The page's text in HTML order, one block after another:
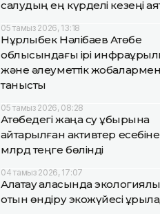
салудың ең күрделі кезеңі
05 тамыз 2026, 13:18
Нұрлыбек Нәлібаев Ақтөбе
облысындағы ірі
және әлеуметтік жобалармен
танысты
05 тамыз 2026, 08:28
Ақтөбедегі жаңа су құбырына
қайтарылған активтер
млрд теңге бөлінді
04 тамыз 2026, 17:07
Алатау қаласында
отын өндіру экожүйесі